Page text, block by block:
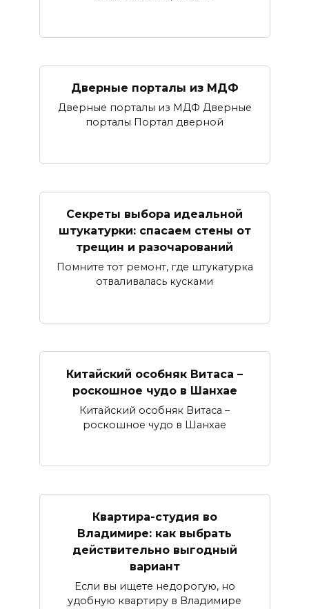
Дверные порталы из МДФ
Дверные порталы из МДФ Дверные
порталы Портал дверной
Секреты выбора идеальной
штукатурки: спасаем стены от
трещин и разочарований
Помните тот ремонт, где штукатурка
отваливалась кусками
Китайский особняк Витаса –
роскошное чудо в Шанхае
Китайский особняк Витаса –
роскошное чудо в Шанхае
Квартира-студия во
Владимире: как выбрать
действительно выгодный
вариант
Если вы ищете недорогую, но
удобную квартиру в Владимире